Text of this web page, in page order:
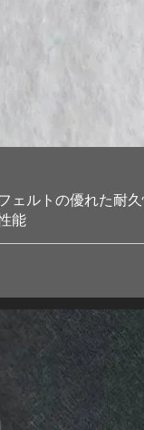
ェルトの優れた耐
能